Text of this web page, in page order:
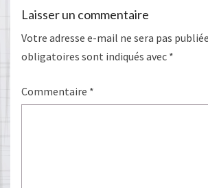
Laisser un commentaire
Votre adresse e-mail ne sera pas
obligatoires sont indiqués avec *
Commentaire *